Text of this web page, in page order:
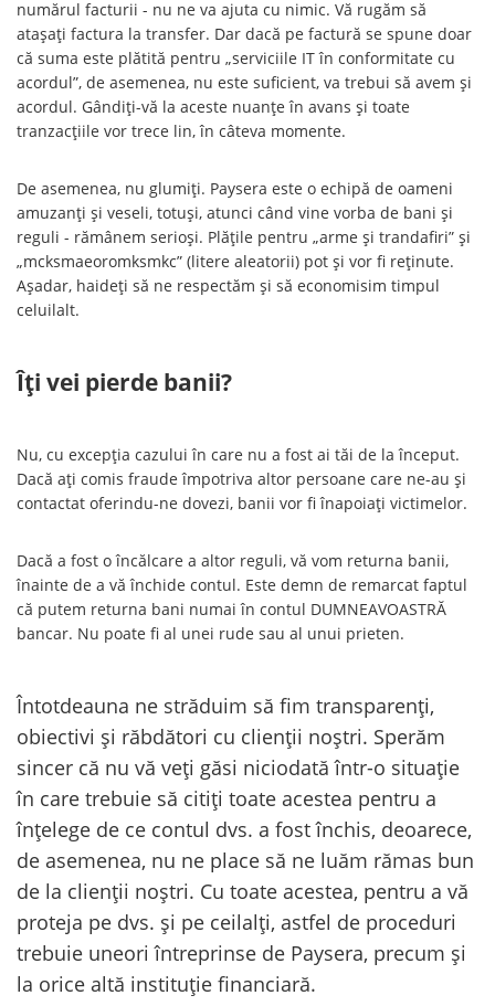
numărul facturii - nu ne va ajuta cu nimic. Vă rugăm să
atașați factura la transfer. Dar dacă pe factură se spune doar
că suma este plătită pentru „serviciile IT în conformitate cu
acordul”, de asemenea, nu este suficient, va trebui să avem și
acordul. Gândiți-vă la aceste nuanțe în avans și toate
tranzacțiile vor trece lin, în câteva momente.
De asemenea, nu glumiți. Paysera este o echipă de oameni
amuzanți și veseli, totuși, atunci când vine vorba de bani și
reguli - rămânem serioși. Plățile pentru „arme și trandafiri” și
„mcksmaeoromksmkc” (litere aleatorii) pot și vor fi reținute.
Așadar, haideți să ne respectăm și să economisim timpul
celuilalt.
Îți vei pierde banii?
Nu, cu excepția cazului în care nu a fost ai tăi de la început.
Dacă ați comis fraude împotriva altor persoane care ne-au și
contactat oferindu-ne dovezi, banii vor fi înapoiați victimelor.
Dacă a fost o încălcare a altor reguli, vă vom returna banii,
înainte de a vă închide contul. Este demn de remarcat faptul
că putem returna bani numai în contul DUMNEAVOASTRĂ
bancar. Nu poate fi al unei rude sau al unui prieten.
Întotdeauna ne străduim să fim transparenți,
obiectivi și răbdători cu clienții noștri. Sperăm
sincer că nu vă veți găsi niciodată într-o situație
în care trebuie să citiți toate acestea pentru a
înțelege de ce contul dvs. a fost închis, deoarece,
de asemenea, nu ne place să ne luăm rămas bun
de la clienții noștri. Cu toate acestea, pentru a vă
proteja pe dvs. și pe ceilalți, astfel de proceduri
trebuie uneori întreprinse de Paysera, precum și
la orice altă instituție financiară.